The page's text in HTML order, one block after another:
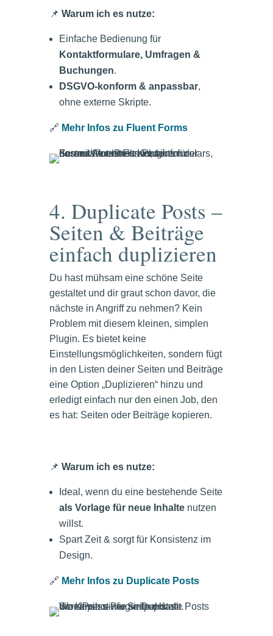
📌 Warum ich es nutze:
Einfache Bedienung für
Kontaktformulare, Umfragen &
Buchungen.
DSGVO-konform & anpassbar,
ohne externe Skripte.
🔗 Mehr Infos zu Fluent Forms
4. Duplicate Posts –
Seiten & Beiträge
einfach duplizieren
Du hast mühsam eine schöne Seite
gestaltet und dir graut schon davor, die
nächste in Angriff zu nehmen? Kein
Problem mit diesem kleinen, simplen
Plugin. Es bietet keine
Einstellungsmöglichkeiten, sondern fügt
in den Listen deiner Seiten und Beiträge
eine Option „Duplizieren“ hinzu und
erledigt einfach nur den einen Job, den
es hat: Seiten oder Beiträge kopieren.
📌 Warum ich es nutze:
Ideal, wenn du eine bestehende Seite
als Vorlage für neue Inhaltenutzen
willst.
Spart Zeit & sorgt für Konsistenz im
Design.
🔗 Mehr Infos zu Duplicate Posts